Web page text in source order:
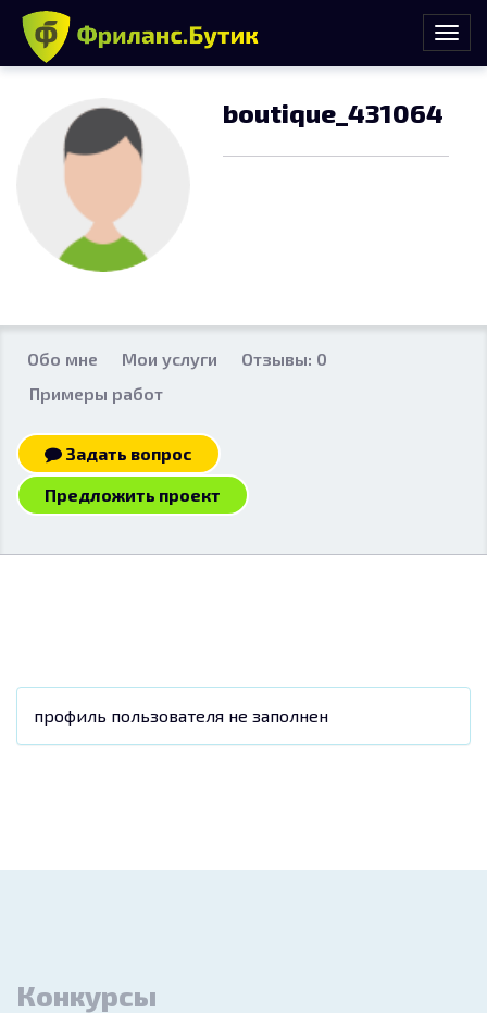
boutique_431064
Обо мне Мои услуги
Отзывы: 0
Примеры работ
Задать вопрос
Предложить проект
профиль пользователя не заполнен
Конкурсы